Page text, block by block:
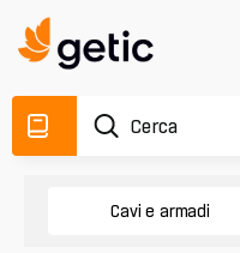
Cavi e armadi